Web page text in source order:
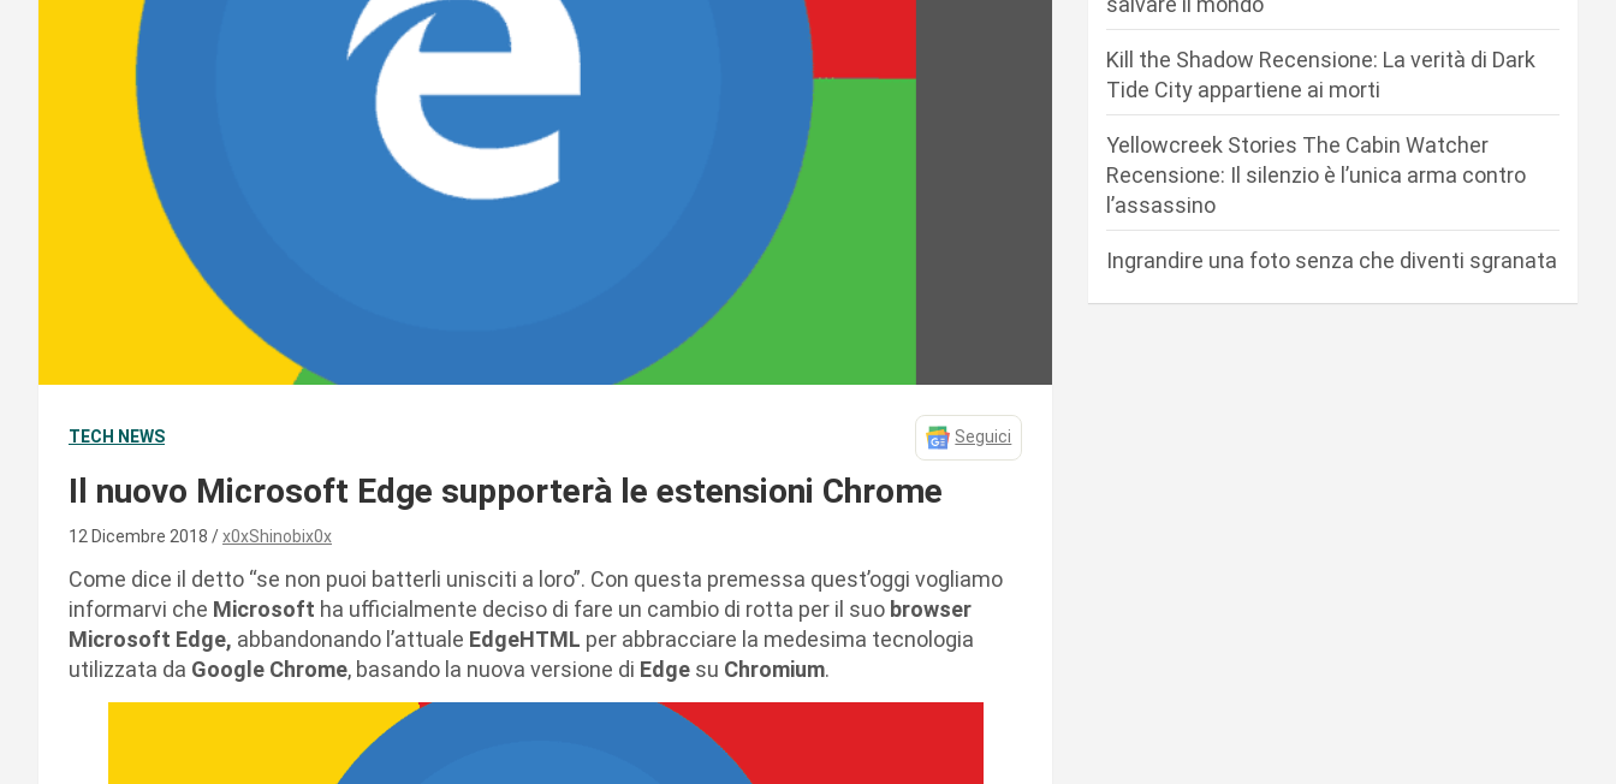
TECH NEWS Seguici
Il nuovo Microsoft Edge supporterà le estensioni Chrome
12 Dicembre 2018 x0xShinobix0x
Come dice il detto “se non puoi batterli unisciti a loro”. Con questa premessa quest’oggi vogliamo
informarvi che Microsoft ha ufficialmente deciso di fare un cambio di rotta per il suo browser
Microsoft Edge, abbandonando l’attuale EdgeHTML per abbracciare la medesima tecnologia
utilizzata da Google Chrome, basando la nuova versione di Edge su Chromium.
Kill the Shadow Recensione: La verità di Dark
Tide City appartiene ai morti
Yellowcreek Stories The Cabin Watcher
Recensione: Il silenzio è l’unica arma contro
l’assassino
Ingrandire una foto senza che diventi sgranata